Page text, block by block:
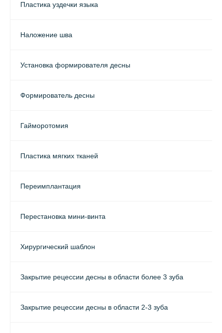
Пластика уздечки языка
Наложение шва
Установка формирователя десны
Формирователь десны
Гайморотомия
Пластика мягких тканей
Переимплантация
Перестановка мини-винта
Хирургический шаблон
Закрытие рецессии десны в области более 3 зуба
Закрытие рецессии десны в области 2-3 зуба